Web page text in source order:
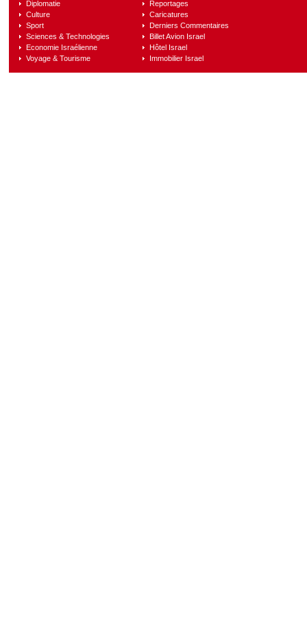
Diplomatie
Culture
Sport
Sciences & Technologies
Economie Israélienne
Voyage & Tourisme
Reportages
Caricatures
Derniers Commentaires
Billet Avion Israel
Hôtel Israel
Immobilier Israel